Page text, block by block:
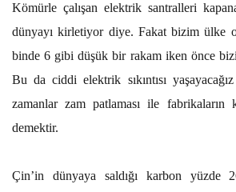
Kömürle çalışan elektrik santralleri
dünyayı kirletiyor diye. Fakat bizim ülke
binde 6 gibi düşük bir rakam iken önce
Bu da ciddi elektrik sıkıntısı
zamanlar zam patlaması ile fabrikaların
demektir.
Çin’in dünyaya saldığı karbon yüzde